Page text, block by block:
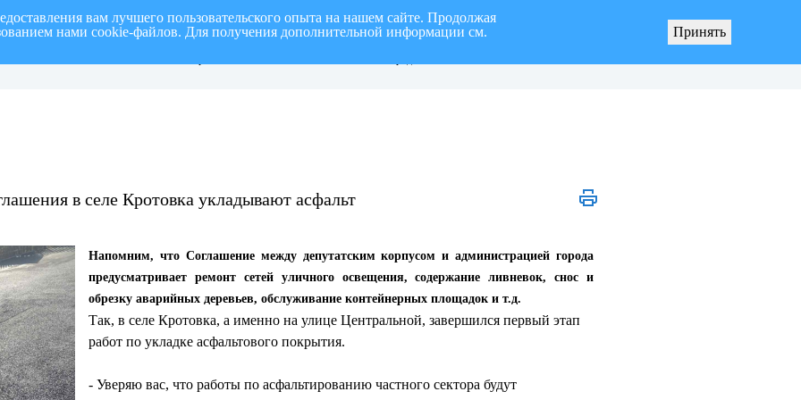
2026
СПИСОК членов Общественной палаты
О мерах по реализации инициативных проектов
Общественное обсуждение
нормативных правовых актов
в селе Кротовка укладывают асфальт
Напомним, что Соглашение между депутатским корпусом и администрацией города
предусматривает ремонт сетей уличного освещения, содержание ливневок, снос и
обрезку аварийных деревьев, обслуживание контейнерных площадок и т.д.
Так, в селе Кротовка, а именно на улице Центральной, завершился первый этап
работ по укладке асфальтового покрытия.
- Уверяю вас, что работы по асфальтированию частного сектора будут
вам лучшего пользовательского опыта на нашем сайте. Продолжая
нами cookie-файлов. Для получения дополнительной информации см.
Принять